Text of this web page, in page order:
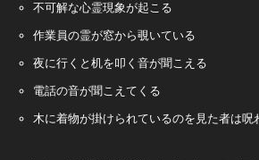
不可解な心霊現象が起こる
作業員の霊が窓から覗いている
夜に行くと机を叩く音が聞こえる
電話の音が聞こえてくる
木に着物が掛けられているのを見た者は呪